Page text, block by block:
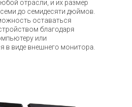
отрасли, и их размер
до семидесяти дюймов.
оставаться
благодаря
или
в виде внешнего монитора.